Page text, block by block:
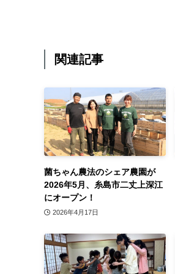
関連記事
菌ちゃん農法のシェア農園が
2026年5月、糸島市二丈上深江
にオープン！
2026年4月17日